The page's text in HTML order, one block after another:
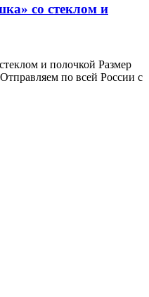
со стеклом и
и полочкой Размер
по всей России с